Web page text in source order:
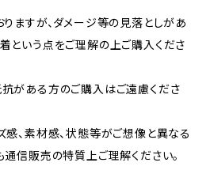
りますが、ダメージ等の見落としがあ
という点をご理解の上ご購入くださ
がある方のご購入はご遠慮くださ
感、素材感、状態等がご想像と異なる
通信販売の特質上ご理解ください。